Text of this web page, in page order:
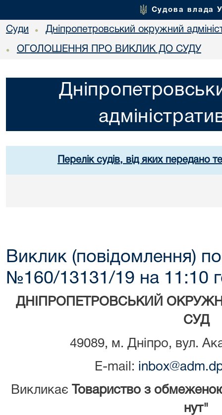
Судова влада
Суди • Дніпропетровський окружний
• ОГОЛОШЕННЯ ПРО ВИКЛИК ДО СУДУ
Перелік судів, від яких передано
Виклик (повідомлення)
№160/13131/19 на 11:10
ДНІПРОПЕТРОВСЬКИЙ
СУД
49089, м. Дніпро, вул.
E-mail:
Викликає
Товариство з
нут"